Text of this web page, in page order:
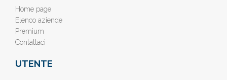
Home page
Elenco aziende
Premium
Contattaci
UTENTE